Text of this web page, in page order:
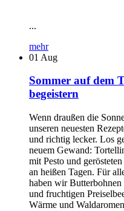
...
mehr
01 Aug
Sommer auf dem
begeistern
Wenn draußen die
unseren neuesten
und richtig lecker. Los
neuem Gewand:
mit Pesto und
an heißen Tagen. Für
haben wir
und fruchtigen
Wärme und